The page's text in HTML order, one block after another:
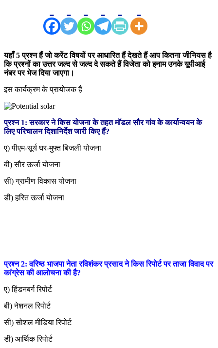
यहाँ 5 प्रश्न हैं जो करेंट विषयों पर आधारित हैं देखते हैं आप कितना जीनियस है
कि प्रश्नों का उत्तर जल्द से जल्द दे सकते हैं विजेता को इनाम उनके यूपीआई
नंबर पर भेज दिया जाएगा।
इस कार्यक्रम के प्रायोजक हैं
प्रश्न 1: सरकार ने किस योजना के तहत मॉडल सौर गांव के कार्यान्वयन के
लिए परिचालन दिशानिर्देश जारी किए हैं?
ए) पीएम-सूर्य घर-मुफ्त बिजली योजना
बी) सौर ऊर्जा योजना
सी) ग्रामीण विकास योजना
डी) हरित ऊर्जा योजना
प्रश्न 2: वरिष्ठ भाजपा नेता रविशंकर प्रसाद ने किस रिपोर्ट पर ताजा विवाद पर
कांग्रेस की आलोचना की है?
ए) हिंडनबर्ग रिपोर्ट
बी) नेशनल रिपोर्ट
सी) सोशल मीडिया रिपोर्ट
डी) आर्थिक रिपोर्ट